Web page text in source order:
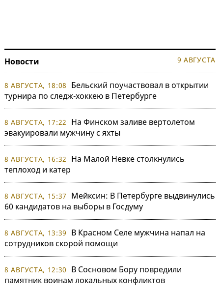
Новости 9 АВГУСТА
8 АВГУСТА, 18:08
Бельский поучаствовал в открытии
турнира по следж-хоккею в Петербурге
8 АВГУСТА, 17:22
На Финском заливе вертолетом
эвакуировали мужчину с яхты
8 АВГУСТА, 16:32
На Малой Невке столкнулись
теплоход и катер
8 АВГУСТА, 15:37
Мейксин: В Петербурге выдвинулись
60 кандидатов на выборы в Госдуму
8 АВГУСТА, 13:39
В Красном Селе мужчина напал на
сотрудников скорой помощи
8 АВГУСТА, 12:30
В Сосновом Бору повредили
памятник воинам локальных конфликтов